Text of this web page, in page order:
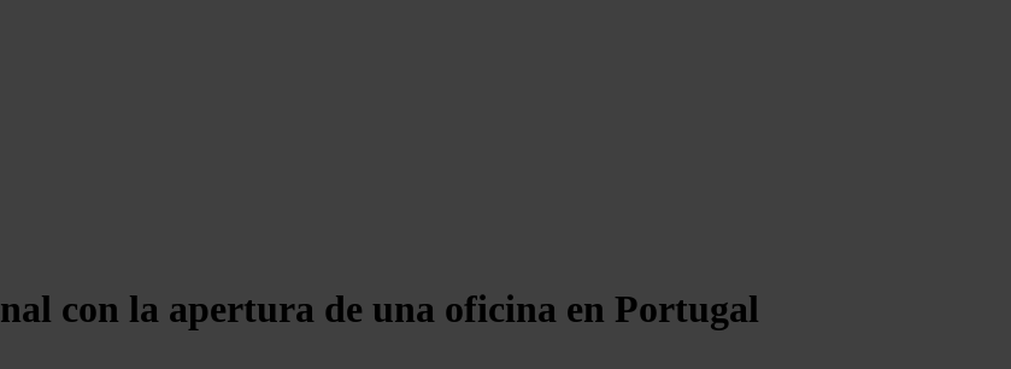
con la apertura de una oficina en Portugal